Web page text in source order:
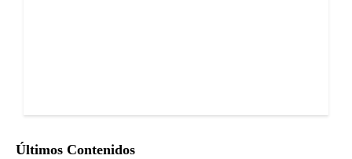
Últimos Contenidos